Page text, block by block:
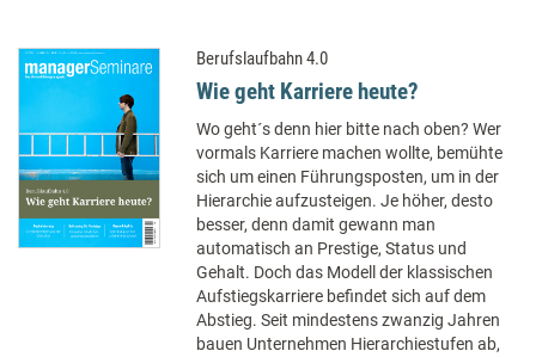
Berufslaufbahn 4.0
Wie geht Karriere heute?
Wo geht´s denn hier bitte nach oben? Wer
vormals Karriere machen wollte, bemühte
sich um einen Führungsposten, um in der
Hierarchie aufzusteigen. Je höher, desto
besser, denn damit gewann man
automatisch an Prestige, Status und
Gehalt. Doch das Modell der klassischen
Aufstiegskarriere befindet sich auf dem
Abstieg. Seit mindestens zwanzig Jahren
bauen Unternehmen Hierarchiestufen ab,